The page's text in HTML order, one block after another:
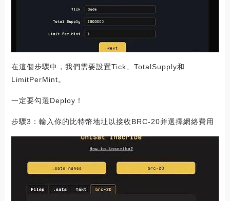
在這個步驟中，我們需要設置Tick、TotalSupply和
LimitPerMint。
一定要勾選Deploy！
步驟3：輸入你的比特幣地址以接收BRC-20并選擇網絡費用